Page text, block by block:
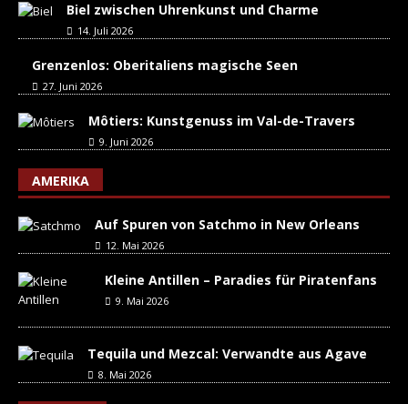
Biel zwischen Uhrenkunst und Charme
14. Juli 2026
Grenzenlos: Oberitaliens magische Seen
27. Juni 2026
Môtiers: Kunstgenuss im Val-de-Travers
9. Juni 2026
AMERIKA
Auf Spuren von Satchmo in New Orleans
12. Mai 2026
Kleine Antillen – Paradies für Piratenfans
9. Mai 2026
Tequila und Mezcal: Verwandte aus Agave
8. Mai 2026